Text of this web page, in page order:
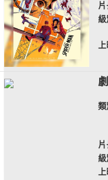
片
級
上
類
片
級
上